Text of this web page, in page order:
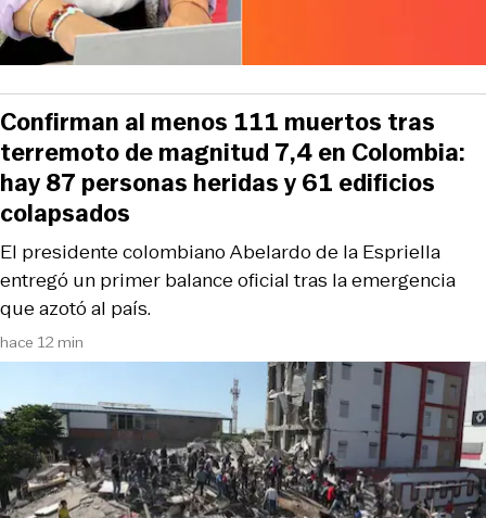
hace 12 min
El presidente colombiano Abelardo de la Espriella
entregó un primer balance oficial tras la emergencia
que azotó al país.
Confirman al menos 111 muertos tras
terremoto de magnitud 7,4 en Colombia:
hay 87 personas heridas y 61 edificios
colapsados